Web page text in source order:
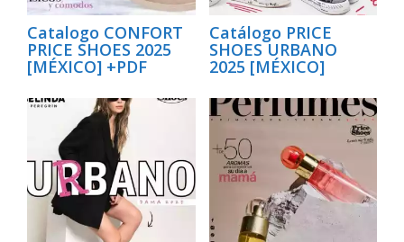
Catalogo CONFORT
PRICE SHOES 2025
[MÉXICO] +PDF
Catálogo PRICE
SHOES URBANO
2025 [MÉXICO]